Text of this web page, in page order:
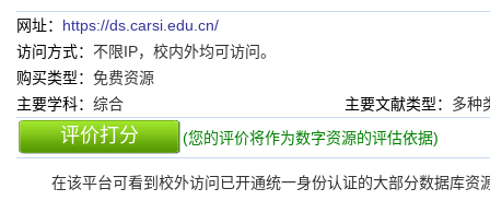
网址： https://ds.carsi.edu.cn/
访问方式： 不限IP，校内外均可访问。
购买类型： 免费资源
主要学科： 综合 主要文献类型： 多种
评价打分 (您的评价将作为数字资源的评估依据)
在该平台可看到校外访问已开通统一身份认证的大部分数据库资